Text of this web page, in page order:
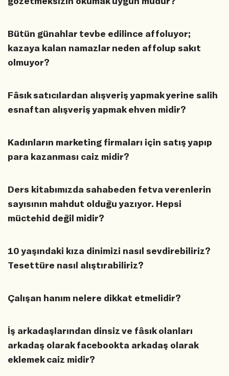
Bütün günahlar tevbe edilince affoluyor;
kazaya kalan namazlar neden affolup sakıt
olmuyor?
Fâsık satıcılardan alışveriş yapmak yerine salih
esnaftan alışveriş yapmak ehven midir?
Kadınların marketing firmaları için satış yapıp
para kazanması caiz midir?
Ders kitabımızda sahabeden fetva verenlerin
sayısının mahdut olduğu yazıyor. Hepsi
müctehid değil midir?
10 yaşındaki kıza dinimizi nasıl sevdirebiliriz?
Tesettüre nasıl alıştırabiliriz?
Çalışan hanım nelere dikkat etmelidir?
İş arkadaşlarından dinsiz ve fâsık olanları
arkadaş olarak facebookta arkadaş olarak
eklemek caiz midir?